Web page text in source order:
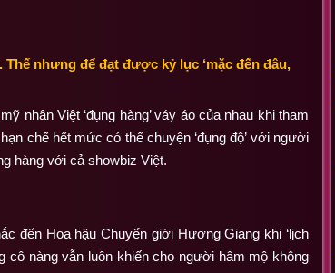
nhưng để đạt được kỷ lục ‘mặc đến đâu,
nhân Việt ‘đụng hàng’ váy áo của nhau khi tham
chế hết mức có thể chuyện ‘đụng độ’ với người
hàng với cả showbiz Việt.
đến Hoa hậu Chuyển giới Hương Giang khi ‘lịch
cô nàng vẫn luôn khiến cho người hâm mộ không